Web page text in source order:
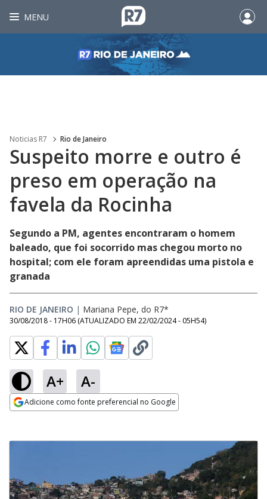
MENU
Noticias R7 Rio de Janeiro
Suspeito morre e outro é
preso em operação na
favela da Rocinha
Segundo a PM, agentes encontraram o homem
baleado, que foi socorrido mas chegou morto no
hospital; com ele foram apreendidas uma pistola e
granada
RIO DE JANEIRO | Mariana Pepe, do R7*
30/08/2018 - 17H06 (ATUALIZADO EM 22/02/2024 - 05H54)
A+ A-
Adicione como fonte preferencial no Google